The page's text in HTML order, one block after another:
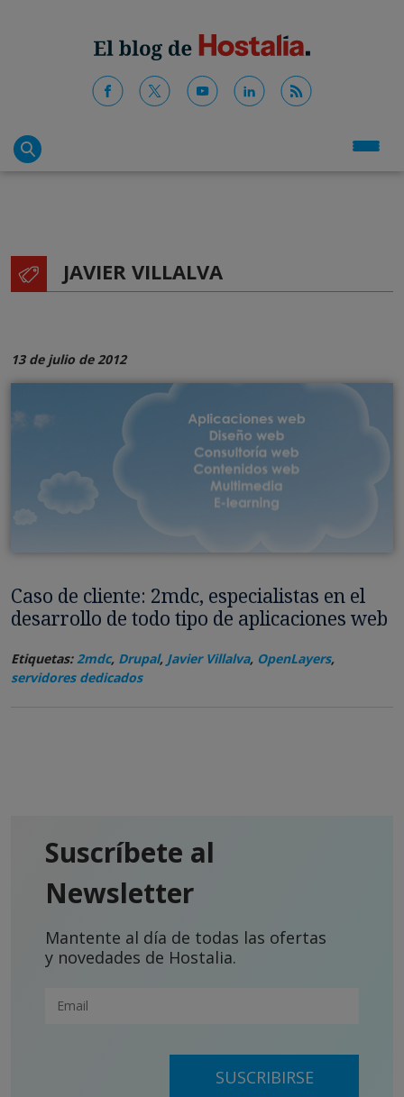
JAVIER VILLALVA
13 de julio de 2012
Caso de cliente: 2mdc, especialistas en el
desarrollo de todo tipo de aplicaciones web
Etiquetas: 2mdc, Drupal, Javier Villalva, OpenLayers,
servidores dedicados
Suscríbete al
Newsletter
Mantente al día de todas las ofertas
y novedades de Hostalia.
SUSCRIBIRSE